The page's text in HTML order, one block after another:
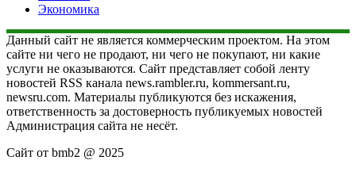
Экономика
Данный сайт не является коммерческим проектом. На этом
сайте ни чего не продают, ни чего не покупают, ни какие
услуги не оказываются. Сайт представляет собой ленту
новостей RSS канала news.rambler.ru, kommersant.ru,
newsru.com. Материалы публикуются без искажения,
ответственность за достоверность публикуемых новостей
Администрация сайта не несёт.
Сайт от bmb2 @ 2025